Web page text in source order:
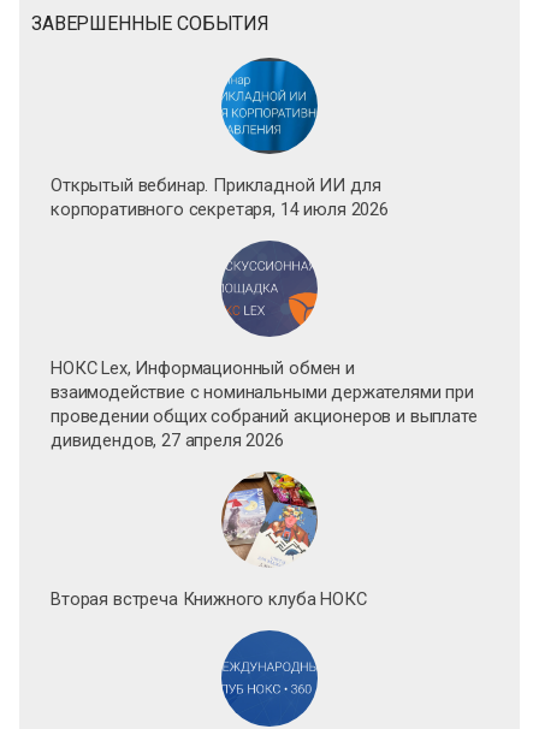
ЗАВЕРШЕННЫЕ СОБЫТИЯ
Открытый вебинар. Прикладной ИИ для
корпоративного секретаря, 14 июля 2026
НОКС Lex, Информационный обмен и
взаимодействие с номинальными держателями при
проведении общих собраний акционеров и выплате
дивидендов, 27 апреля 2026
Вторая встреча Книжного клуба НОКС